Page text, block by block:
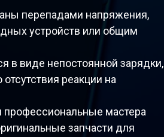
перепадами напряжения,
устройств или общим
в виде непостоянной зарядки,
реакции на
мастера
запчасти для